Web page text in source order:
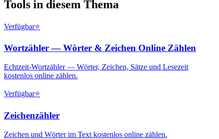
Tools in diesem Thema
Verfügbar⭐
Wortzähler — Wörter & Zeichen Online Zählen
Echtzeit-Wortzähler — Wörter, Zeichen, Sätze und Lesezeit
kostenlos online zählen.
Verfügbar⭐
Zeichenzähler
Zeichen und Wörter im Text kostenlos online zählen.